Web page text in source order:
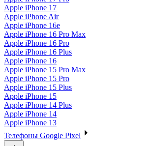
Apple iPhone 17
Apple iPhone Air
Apple iPhone 16e
Apple iPhone 16 Pro Max
Apple iPhone 16 Pro
Apple iPhone 16 Plus
Apple iPhone 16
Apple iPhone 15 Pro Max
Apple iPhone 15 Pro
Apple iPhone 15 Plus
Apple iPhone 15
Apple iPhone 14 Plus
Apple iPhone 14
Apple iPhone 13
Телефоны Google Pixel